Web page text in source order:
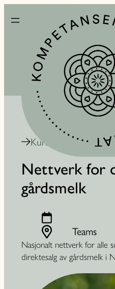
Kurskalender
Nettverk for
gårdsmelk
Teams
Nasjonalt nettverk for alle
direktesalg av gårdsmelk i